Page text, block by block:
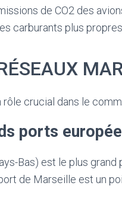
de CO2 des
carburants plus propres.
rôle crucial dans le
ports
Bas) est le plus grand
de Marseille est un